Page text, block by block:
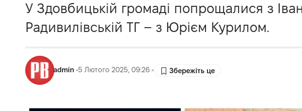
У Здовбицькій громаді попрощалися з
Радивилівській ТГ – з Юрієм Курилом.
admin 5 Лютого 2025, 09:26